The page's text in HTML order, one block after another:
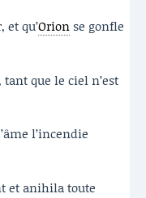
qu’Orion se gonfle
que le ciel n’est
l’incendie
et anihila toute